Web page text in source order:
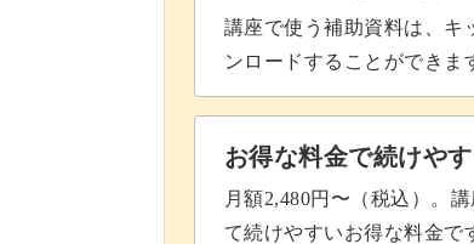
講座で使う補助資料は、キ
ンロードすることができま
お得な料金で続けや
月額2,480円〜（税込）。
て続けやすいお得な料金で